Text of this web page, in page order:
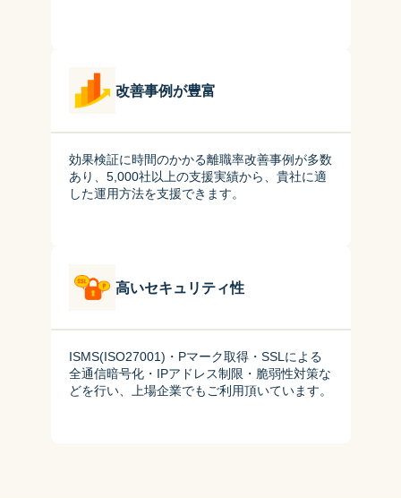
改善事例が豊富
効果検証に時間のかかる離職率改善事例が多数
あり、5,000社以上の支援実績から、貴社に適
した運用方法を支援できます。
高いセキュリティ性
ISMS(ISO27001)・Pマーク取得・SSLによる
全通信暗号化・IPアドレス制限・脆弱性対策な
どを行い、上場企業でもご利用頂いています。